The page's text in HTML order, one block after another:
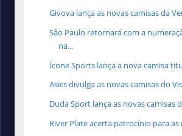
Givova lança as novas camisas da
São Paulo retornará com a
na...
Ícone Sports lança a nova camisa
Asics divulga as novas camisas do
Duda Sport lança as novas camisas
River Plate acerta patrocínio para as